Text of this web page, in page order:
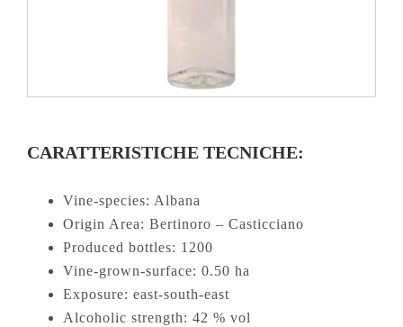
CARATTERISTICHE TECNICHE:
Vine-species: Albana
Origin Area: Bertinoro – Casticciano
Produced bottles: 1200
Vine-grown-surface: 0.50 ha
Exposure: east-south-east
Alcoholic strength: 42 % vol